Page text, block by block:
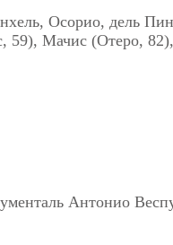
Осорио, дель
59), Мачис (Отеро,
Антонио